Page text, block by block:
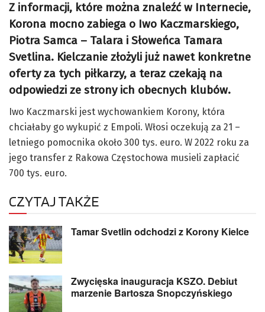
Z informacji, które można znaleźć w Internecie,
Korona mocno zabiega o Iwo Kaczmarskiego,
Piotra Samca – Talara i Słoweńca Tamara
Svetlina. Kielczanie złożyli już nawet konkretne
oferty za tych piłkarzy, a teraz czekają na
odpowiedzi ze strony ich obecnych klubów.
Iwo Kaczmarski jest wychowankiem Korony, która
chciałaby go wykupić z Empoli. Włosi oczekują za 21 –
letniego pomocnika około 300 tys. euro. W 2022 roku za
jego transfer z Rakowa Częstochowa musieli zapłacić
700 tys. euro.
CZYTAJ TAKŻE
Tamar Svetlin odchodzi z Korony Kielce
Zwycięska inauguracja KSZO. Debiut
marzenie Bartosza Snopczyńskiego